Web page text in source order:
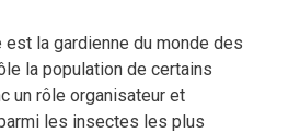
la gardienne du monde des
la population de certains
un rôle organisateur et
les insectes les plus